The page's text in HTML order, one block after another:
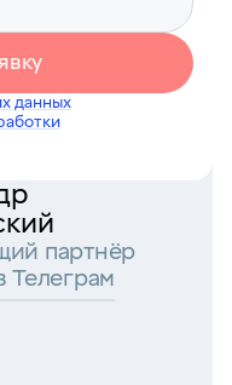
данных
партнёр
Телеграм